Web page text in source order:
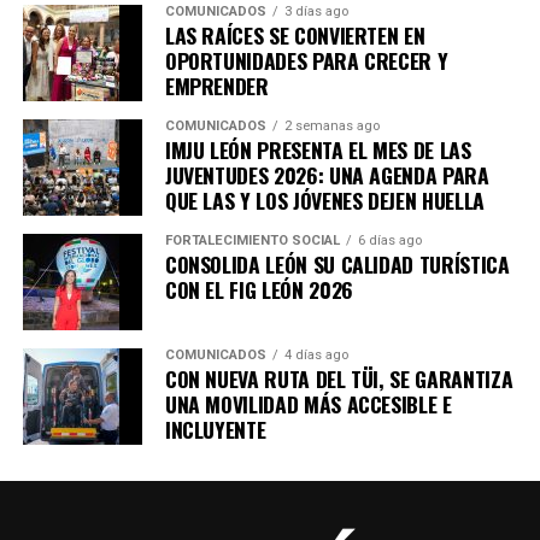
74 años, quien vive con su esposo y recibió acciones para
mejorar las condiciones de su hogar.
Estas acciones permiten atender necesidades
prioritarias de las familias que habitan en las
comunidades rurales y brindarles espacios más seguros y
adecuados, para que puedan desarrollar su vida
cotidiana en mejores condiciones.
El mejoramiento de vivienda se suma a las obras de
caminos, alumbrado y programas sociales que llegan
directamente a las comunidades, con una atención
integral que busca disminuir rezagos y generar mejores
condiciones de vida para quienes habitan en la zona
rural.
mantiene la cercanía con las comunidades rurales para
COMUNICADOS 3 días ago
LAS RAÍCES SE CONVIERTEN EN
OPORTUNIDADES PARA CRECER Y
EMPRENDER
COMUNICADOS 2 semanas ago
IMJU LEÓN PRESENTA EL MES DE LAS
JUVENTUDES 2026: UNA AGENDA PARA
QUE LAS Y LOS JÓVENES DEJEN HUELLA
FORTALECIMIENTO SOCIAL 6 días ago
CONSOLIDA LEÓN SU CALIDAD TURÍSTICA
CON EL FIG LEÓN 2026
COMUNICADOS 4 días ago
CON NUEVA RUTA DEL TÜI, SE GARANTIZA
UNA MOVILIDAD MÁS ACCESIBLE E
INCLUYENTE